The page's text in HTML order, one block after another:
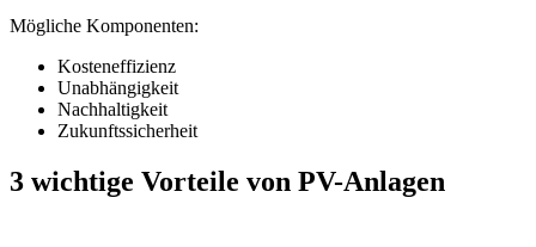
Mögliche Komponenten:
Kosteneffizienz
Unabhängigkeit
Nachhaltigkeit
Zukunftssicherheit
3 wichtige Vorteile von PV-Anlagen